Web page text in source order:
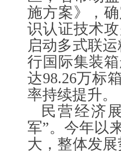
施方案》，
识认证技术
启动多式联
行国际集装
达98.26万标
率持续提升。
民营经济
军”。今年以
大，整体发